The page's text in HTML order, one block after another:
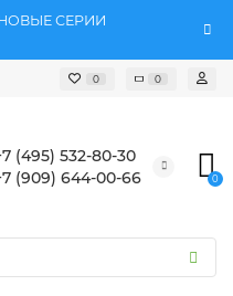
СЕРИИ
0 0
(495) 532-80-30
(909) 644-00-66
0